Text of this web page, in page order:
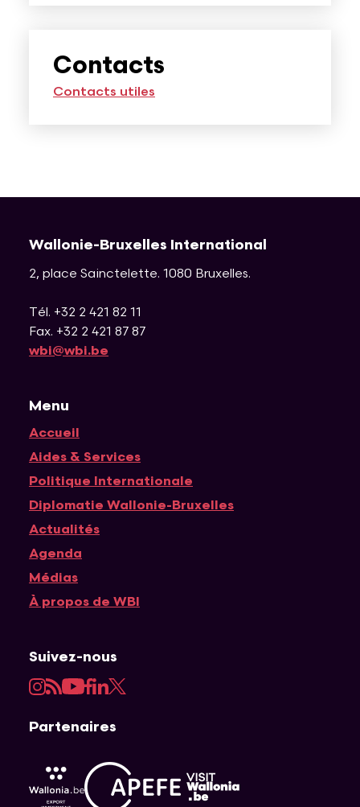
Contacts
Contacts utiles
Wallonie-Bruxelles International
2, place Sainctelette. 1080 Bruxelles.
Tél. +32 2 421 82 11
Fax. +32 2 421 87 87
wbi@wbi.be
Menu
Accueil
Navigation principale
Aides & Services
Politique Internationale
Diplomatie Wallonie-Bruxelles
Actualités
Agenda
Médias
À propos de WBI
Suivez-nous
Instagram
RSSYouTube
Facebook
LinkedIn
Twitter
Partenaires
AWEX
Visit Wallonia